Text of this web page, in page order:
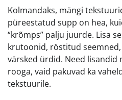
Kolmandaks, mängi
püreestatud supp on hea,
“krõmps” palju juurde. Lisa
krutoonid, röstitud
värsked ürdid. Need lisandid
rooga, vaid pakuvad ka
tekstuurile.